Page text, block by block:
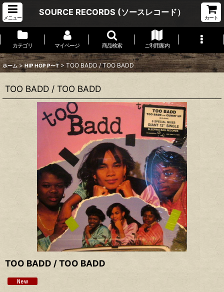
メニュー
SOURCE RECORDS (ソースレコード）
カート
カテゴリ マイページ 商品検索 ご利用案内
ホーム > HIP HOP P〜T > TOO BADD / TOO BADD
TOO BADD / TOO BADD
TOO BADD / TOO BADD